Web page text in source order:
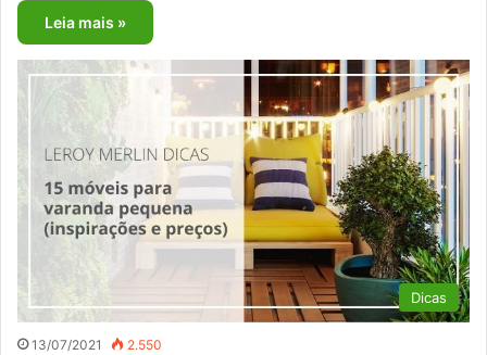
Leia mais »
Dicas
13/07/2021 2.550